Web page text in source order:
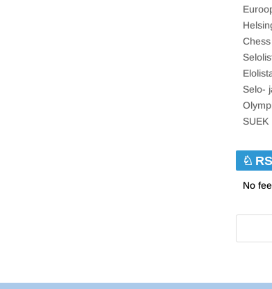
Selo-
SUEK
No